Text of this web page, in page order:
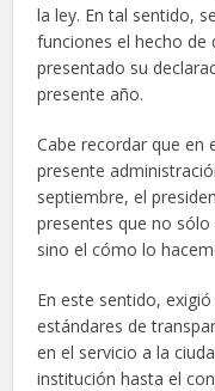
la ley. En tal sentido,
funciones el hecho de
presentado su
presente año.
Cabe recordar que en
presente
septiembre, el
presentes que no
sino el cómo lo
En este sentido,
estándares de
en el servicio a la
institución hasta el